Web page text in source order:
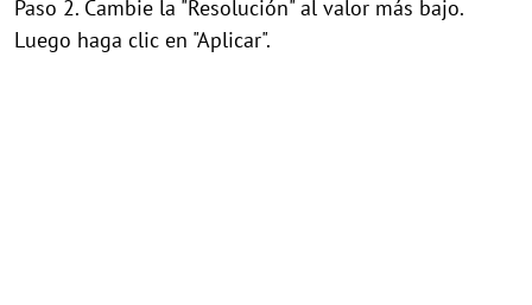
Paso 2. Cambie la "Resolución" al valor más bajo.
Luego haga clic en "Aplicar".